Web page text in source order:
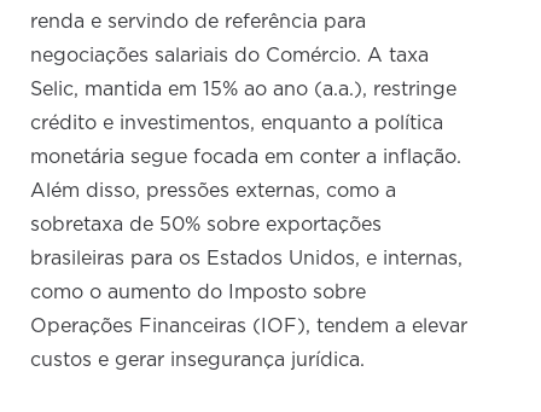
renda e servindo de referência para
negociações salariais do Comércio. A taxa
Selic, mantida em 15% ao ano (a.a.), restringe
crédito e investimentos, enquanto a política
monetária segue focada em conter a inflação.
Além disso, pressões externas, como a
sobretaxa de 50% sobre exportações
brasileiras para os Estados Unidos, e internas,
como o aumento do Imposto sobre
Operações Financeiras (IOF), tendem a elevar
custos e gerar insegurança jurídica.